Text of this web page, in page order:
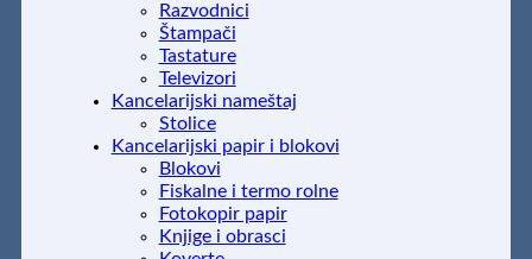
Razvodnici
Štampači
Tastature
Televizori
Kancelarijski nameštaj
Stolice
Kancelarijski papir i blokovi
Blokovi
Fiskalne i termo rolne
Fotokopir papir
Knjige i obrasci